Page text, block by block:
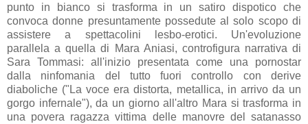
punto in bianco si trasforma in un satiro dispotico che
convoca donne presuntamente possedute al solo scopo di
assistere a spettacolini lesbo-erotici. Un'evoluzione
parallela a quella di Mara Aniasi, controfigura narrativa di
Sara Tommasi: all'inizio presentata come una pornostar
dalla ninfomania del tutto fuori controllo con derive
diaboliche ("La voce era distorta, metallica, in arrivo da un
gorgo infernale"), da un giorno all'altro Mara si trasforma in
una povera ragazza vittima delle manovre del satanasso